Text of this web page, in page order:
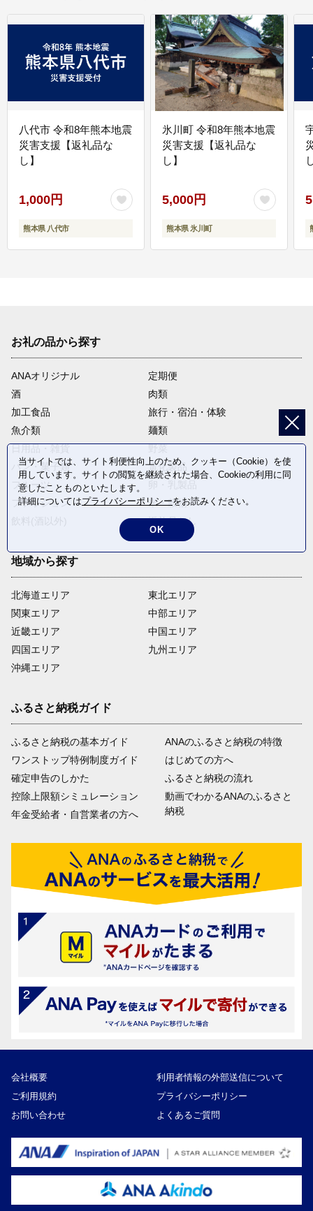
八代市 令和8年熊本地震
災害支援【返礼品な
し】
1,000円
熊本県 八代市
氷川町 令和8年熊本地震
災害支援【返礼品な
し】
5,000円
熊本県 氷川町
お礼の品から探す
ANAオリジナル
定期便
酒
肉類
加工食品
旅行・宿泊・体験
魚介類
麺類
パン・菓子類
電化製品
フルーツ
ファッション
米・穀物
返礼品なし
地域から探す
北海道エリア
関東エリア
近畿エリア
四国エリア
沖縄エリア
東北エリア
中部エリア
中国エリア
九州エリア
ふるさと納税ガイド
ふるさと納税の基本ガイド
ワンストップ特例制度ガイド
確定申告のしかた
控除上限額シミュレーション
年金受給者・自営業者の方へ
ANAのふるさと納税の特徴
はじめての方へ
ふるさと納税の流れ
動画でわかるANAのふるさと
納税
会社概要
利用者情報の外部送信について
ご利用規約
プライバシーポリシー
お問い合わせ
よくあるご質問
当サイトでは、サイト利便性向上のため、クッキー（Cookie）を使
用しています。サイトの閲覧を継続された場合、Cookieの利用に同
意したことものといたします。
詳細についてはプライバシーポリシーをお読みください。
OK